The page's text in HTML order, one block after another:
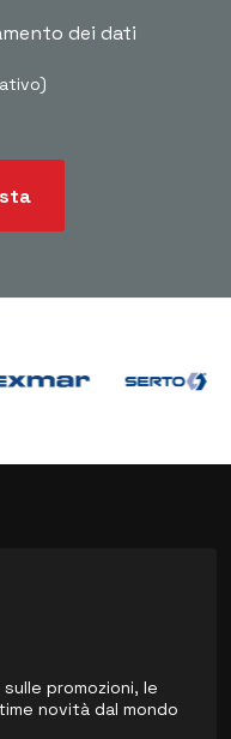
dei dati
promozioni, le
novità dal mondo